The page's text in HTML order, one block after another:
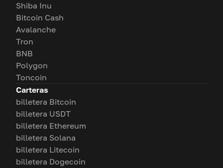
Shiba Inu
Bitcoin Cash
Avalanche
Tron
BNB
Polygon
Toncoin
Carteras
billetera Bitcoin
billetera USDT
billetera Ethereum
billetera Solana
billetera Litecoin
billetera Dogecoin